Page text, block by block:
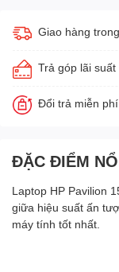
Giao hàng
Trả góp lãi
Đổi trả miễn
ĐẶC ĐIỂM
Laptop HP Pavilion
giữa hiệu suất ấn
máy tính tốt nhất.